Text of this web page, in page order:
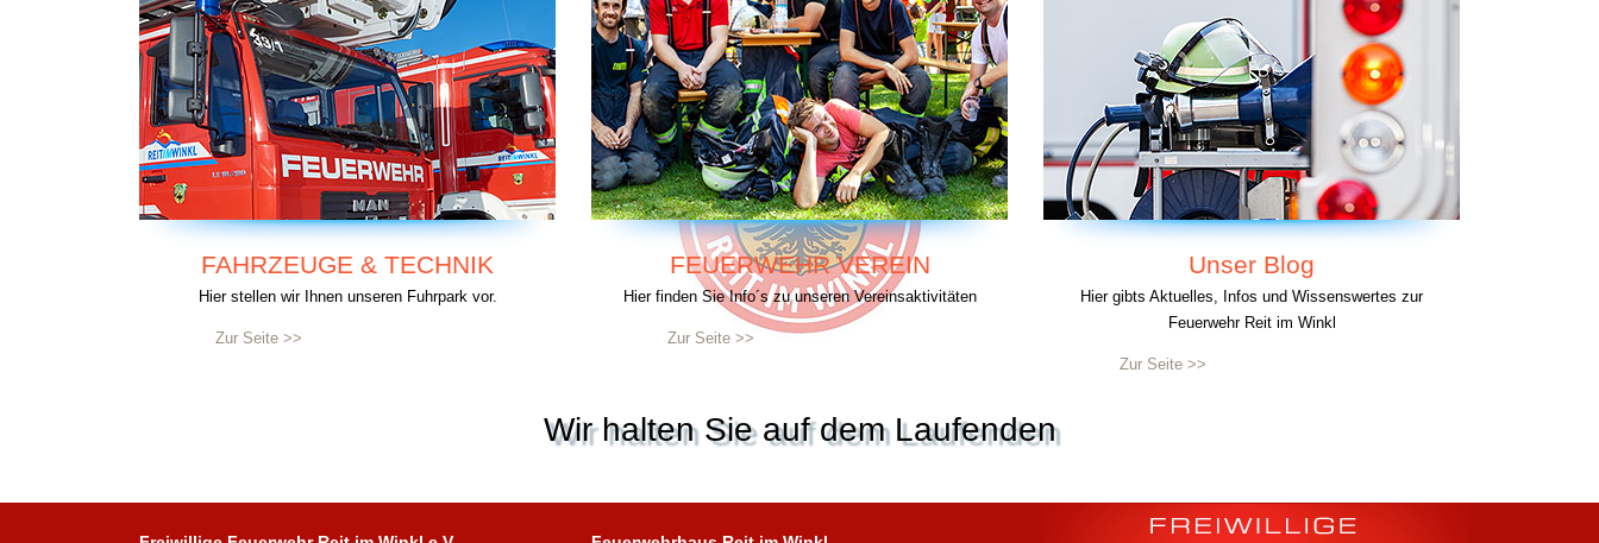
FAHRZEUGE & TECHNIK
Hier stellen wir Ihnen unseren Fuhrpark vor.
Zur Seite >>
FEUERWEHR VEREIN
Hier finden Sie Info´s zu unseren Vereinsaktivitäten
Zur Seite >>
Unser Blog
Hier gibts Aktuelles, Infos und Wissenswertes zur
Feuerwehr Reit im Winkl
Zur Seite >>
Wir halten Sie auf dem Laufenden